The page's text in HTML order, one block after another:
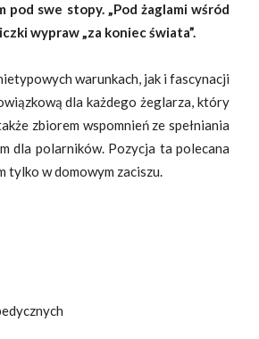
swe stopy. „Pod żaglami wśród
wypraw „za koniec świata”.
warunkach, jak i fascynacji
dla każdego żeglarza, który
zbiorem wspomnień ze spełniania
dla polarników. Pozycja ta polecana
tylko w domowym zaciszu.